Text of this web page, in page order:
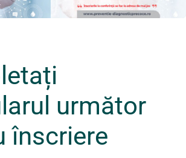
următor
înscriere